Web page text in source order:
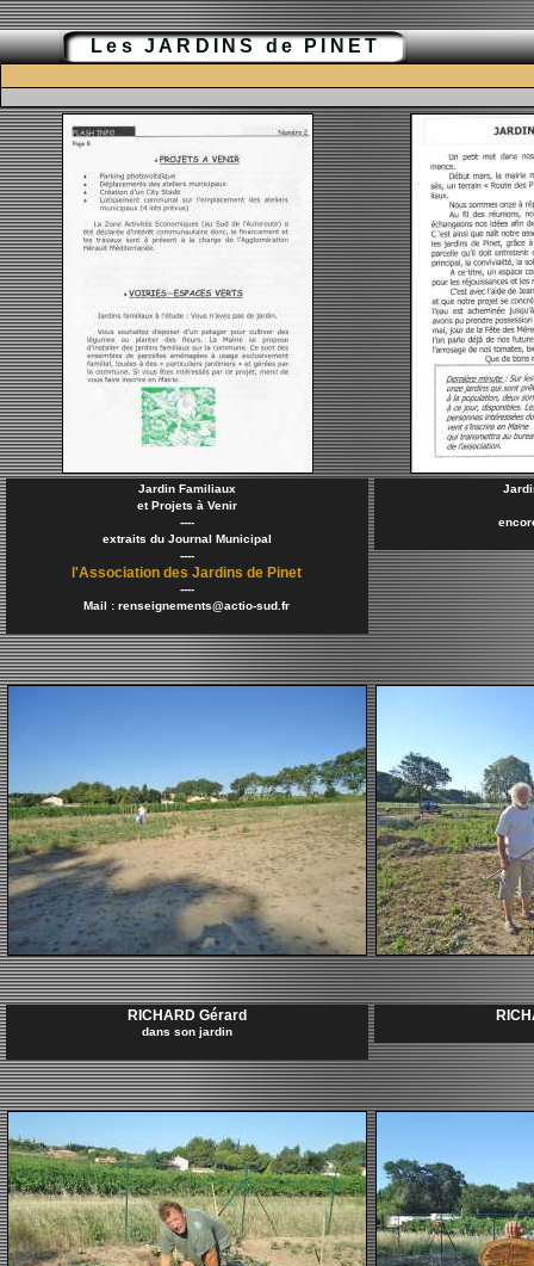
Les JARDINS de PINET
Jardin Familiaux
et Projets à Venir
----
extraits du Journal Municipal
----
l'Association des Jardins de Pinet
----
Mail : renseignements@actio-sud.fr
RICHARD Gérard
dans son jardin